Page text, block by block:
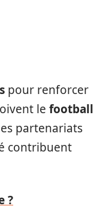
pour renforcer
le football
partenariats
contribuent
?